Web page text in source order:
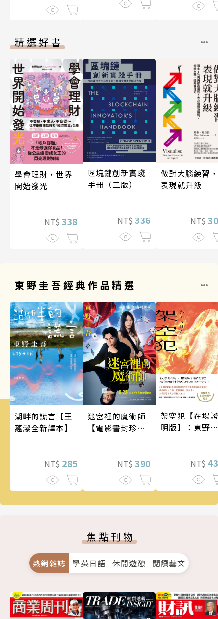
精選好書
學會理財，世界
開始發光
NT$ 338
區塊鏈創新實踐
手冊（二版）
NT$ 336
做對大腦練習，
表現就升級
NT$
東野圭吾經典作品精選
湖畔的謊言【王
蘊潔全新譯本】
NT$ 285
迷宮裡的魔術師
【電影書封珍藏
NT$ 390
架空犯【在場證
明版】：東野圭
蝠》系列重磅新
NT$
焦點刊物
熱銷雜誌 學英日語 休閒遊憩 閱讀藝文